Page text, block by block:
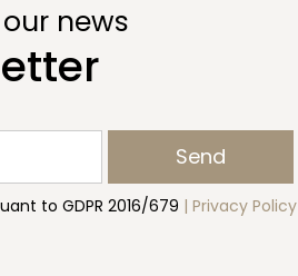
news
Send
to GDPR 2016/679 | Privacy Policy